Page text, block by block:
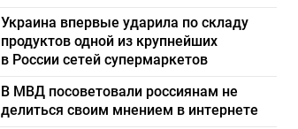
Украина впервые ударила по складу
продуктов одной из крупнейших
в России сетей супермаркетов
В МВД посоветовали россиянам не
делиться своим мнением в интернете